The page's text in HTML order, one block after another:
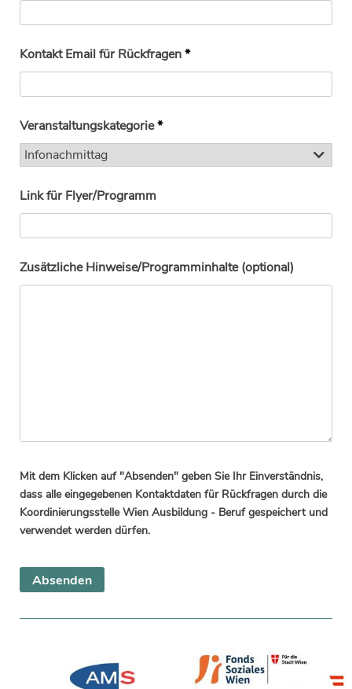
Kontakt Email für Rückfragen*
Veranstaltungskategorie*
Link für Flyer/Programm
Zusätzliche Hinweise/Programminhalte (optional)
Mit dem Klicken auf "Absenden" geben Sie Ihr Einverständnis,
dass alle eingegebenen Kontaktdaten für Rückfragen durch die
Koordinierungsstelle Wien Ausbildung - Beruf gespeichert und
verwendet werden dürfen.